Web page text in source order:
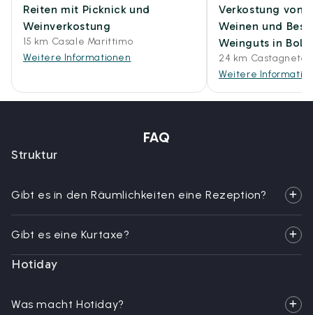
Reiten mit Picknick und
Weinverkostung
15 km Casale Marittimo
Weitere Informationen
Verkostung von
Weinen und
Weinguts in
24 km Castagneto
Weitere
FAQ
Struktur
Gibt es in den Räumlichkeiten eine Rezeption?
Gibt es eine Kurtaxe?
Hotiday
Was macht Hotiday?